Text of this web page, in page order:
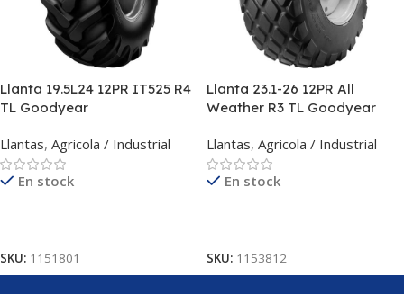
Llanta 19.5L24 12PR IT525 R4
TL Goodyear
Llantas, Agricola / Industrial
En stock
SKU: 1151801
Llanta 23.1-26 12PR All
Weather R3 TL Goodyear
Llantas, Agricola / Industrial
En stock
SKU: 1153812